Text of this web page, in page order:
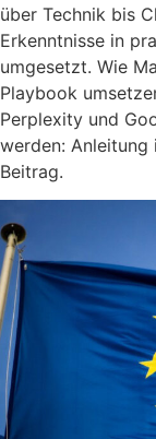
über Technik bis
Erkenntnisse in
umgesetzt. Wie
Playbook
Perplexity und
werden:
Beitrag.